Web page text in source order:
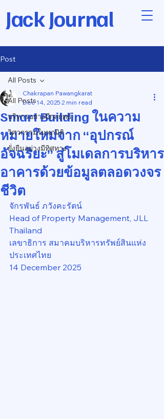
Jack Journal
Post
All Posts
บริหารอย่างมีกลยุทธ์
วิศวกรรมในทุกมิติ
ยั่งยืนอย่างมีทิศทาง
All Posts
Smart Building ในความ
หมายใหม่จาก “อุปกรณ์
อัจฉริยะ” สู่โมเดลการบริหาร
อาคารด้วยข้อมูลตลอดวงจร
ชีวิต
Chakrapan Pawangkarat
Dec 14, 2025 2 min read
จักรพันธ์ ภวังคะรัตน์
Head of Property Management, JLL
Thailand
เลขาธิการ สมาคมบริหารทรัพย์สินแห่ง
ประเทศไทย
14 December 2025